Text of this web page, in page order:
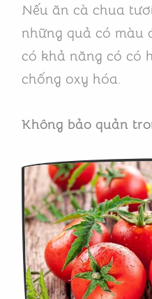
Nếu ăn cà chua
những quả có màu
có khả năng có có
chống oxy hóa.
Không bảo quản